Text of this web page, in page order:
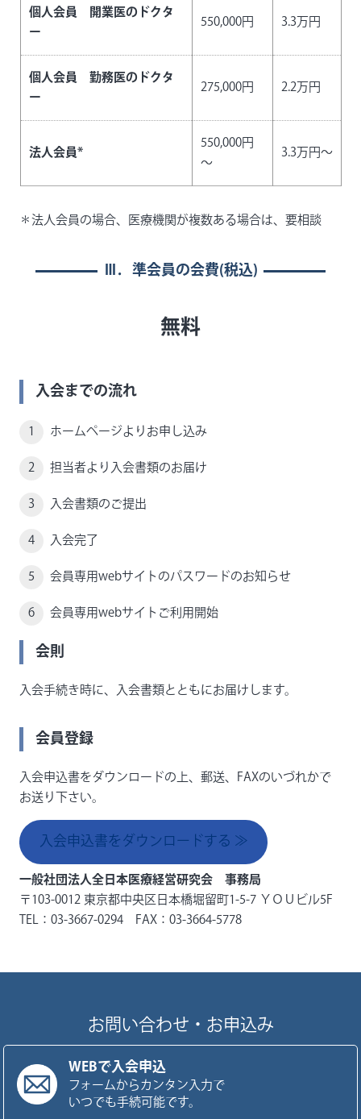
個人会員 開業医のドクタ
ー
550,000円 3.3万円
個人会員 勤務医のドクタ
ー
275,000円 2.2万円
法人会員*
550,000円
～
3.3万円～
＊法人会員の場合、医療機関が複数ある場合は、要相談
Ⅲ．準会員の会費(税込)
無料
入会までの流れ
ホームページよりお申し込み
担当者より入会書類のお届け
入会書類のご提出
入会完了
会員専用webサイトのパスワードのお知らせ
会員専用webサイトご利用開始
会則
入会手続き時に、入会書類とともにお届けします。
会員登録
入会申込書をダウンロードの上、郵送、FAXのいづれかで
お送り下さい。
入会申込書をダウンロードする ≫
一般社団法人全日本医療経営研究会 事務局
〒103-0012 東京都中央区日本橋堀留町1-5-7 ＹＯＵビル5F
TEL：03-3667-0294 FAX：03-3664-5778
お問い合わせ・お申込み
WEBで入会申込
フォームからカンタン入力で
いつでも手続可能です。